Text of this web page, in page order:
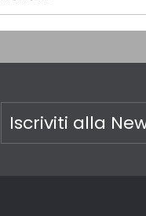
Iscriviti alla